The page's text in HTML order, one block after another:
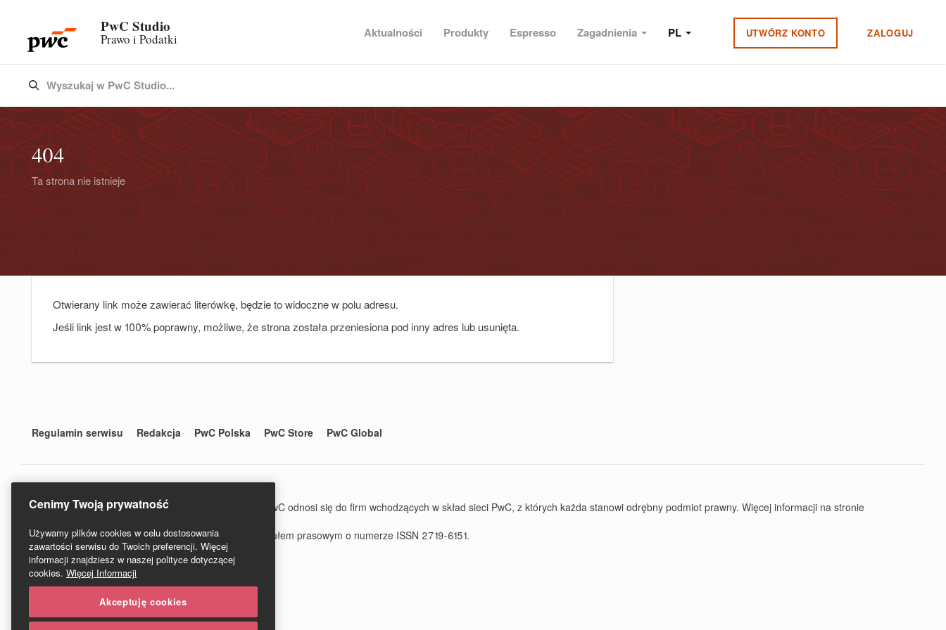
PwC Studio
Prawo i Podatki Aktualności Produkty Espresso Zagadnienia PL UTWÓRZ KONTO ZALOGUJ
Type 3 or more characters for results.
Wyszukaj w PwC Studio...
404
Ta strona nie istnieje
Otwierany link może zawierać literówkę, będzie to widoczne w polu adresu.
Jeśli link jest w 100% poprawny, możliwe, że strona została przeniesiona pod inny adres lub usunięta.
Regulamin serwisu Redakcja PwC Polska PwC Store PwC Global
© 2020 PwC. Wszystkie prawa zastrzeżone. Nazwa PwC odnosi się do firm wchodzących w skład sieci PwC, z których każda stanowi odrębny podmiot prawny. Więcej informacji na stronie
PwC Studio - Prawo i Podatki jest zarejestrowanym tytułem prasowym o numerze ISSN 2719-6151.
Cenimy Twoją prywatność
Używamy plików cookies w celu dostosowania
zawartości serwisu do Twoich preferencji. Więcej
informacji znajdziesz w naszej polityce dotyczącej
cookies. Więcej Informacji
Akceptuję cookies